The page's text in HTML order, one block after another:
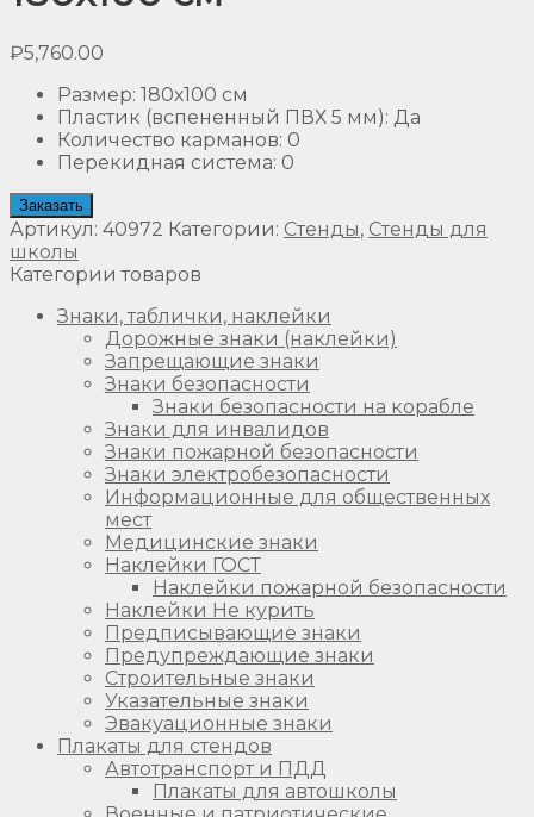
₽5,760.00
Размер: 180х100 см
Пластик (вспененный ПВХ 5 мм): Да
Количество карманов: 0
Перекидная система: 0
Заказать
Артикул: 40972 Категории: Стенды, Стенды для
школы
Категории товаров
Знаки, таблички, наклейки
Дорожные знаки (наклейки)
Запрещающие знаки
Знаки безопасности
Знаки безопасности на корабле
Знаки для инвалидов
Знаки пожарной безопасности
Знаки электробезопасности
Информационные для общественных
мест
Медицинские знаки
Наклейки ГОСТ
Наклейки пожарной безопасности
Наклейки Не курить
Предписывающие знаки
Предупреждающие знаки
Строительные знаки
Указательные знаки
Эвакуационные знаки
Плакаты для стендов
Автотранспорт и ПДД
Плакаты для автошколы